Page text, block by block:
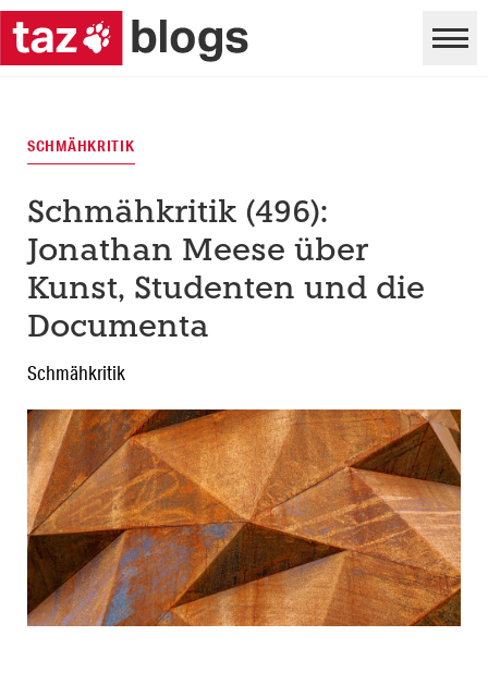
SCHMÄHKRITIK
Schmähkritik (496):
Jonathan Meese über
Kunst, Studenten und die
Documenta
Schmähkritik